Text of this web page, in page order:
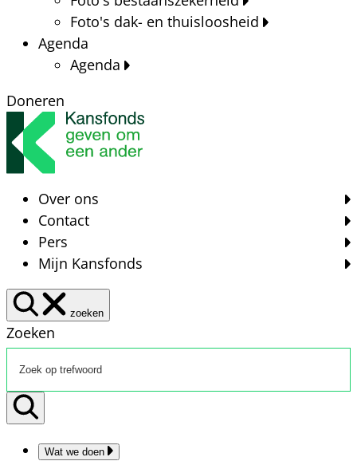
Foto's dak- en thuisloosheid
Agenda
Agenda
Doneren
Over ons
Contact
Pers
Mijn Kansfonds
zoeken
Zoeken
Wat we doen